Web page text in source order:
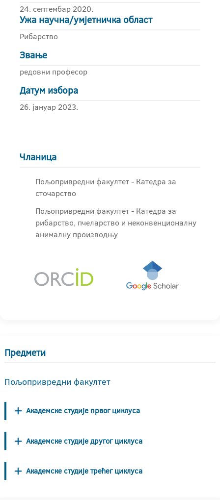
24. септембар 2020.
Ужа научна/умјетничка област
Рибарство
Звање
редовни професор
Датум избора
26. јануар 2023.
Чланица
Пољопривредни факултет - Катедра за
сточарство
Пољопривредни факултет - Катедра за
рибарство, пчеларство и неконвенционалну
анималну производњу
Предмети
Пољопривредни факултет
Академске студије првог циклуса
Академске студије другог циклуса
Академске студије трећег циклуса